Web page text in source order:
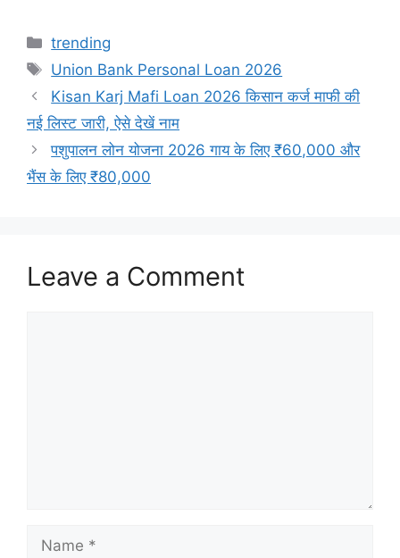
Categories
trending
Tags
Union Bank Personal Loan 2026
Kisan Karj Mafi Loan 2026 किसान कर्ज माफी की
नई लिस्ट जारी, ऐसे देखें नाम
पशुपालन लोन योजना 2026 गाय के लिए ₹60,000 और
भैंस के लिए ₹80,000
Leave a Comment